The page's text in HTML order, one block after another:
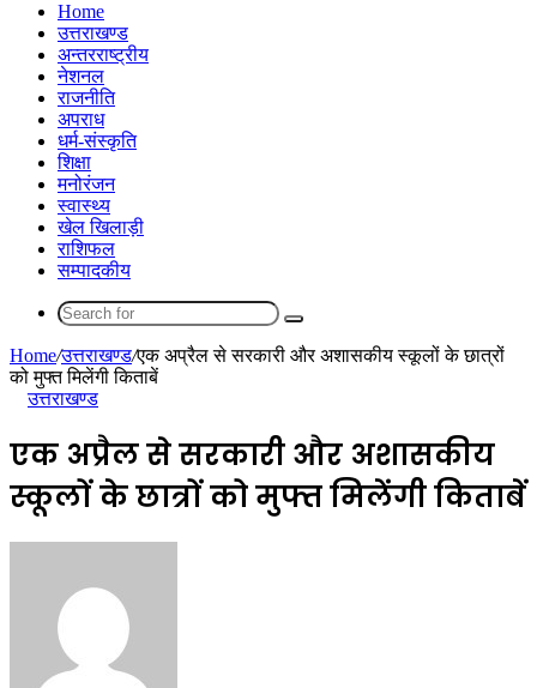
Home
उत्तराखण्ड
अन्तरराष्ट्रीय
नेशनल
राजनीति
अपराध
धर्म-संस्कृति
शिक्षा
मनोरंजन
स्वास्थ्य
खेल खिलाड़ी
राशिफल
सम्पादकीय
Search
for
Home/उत्तराखण्ड/एक अप्रैल से सरकारी और अशासकीय स्कूलों के छात्रों
को मुफ्त मिलेंगी किताबें
उत्तराखण्ड
एक अप्रैल से सरकारी और अशासकीय
स्कूलों के छात्रों को मुफ्त मिलेंगी किताबें